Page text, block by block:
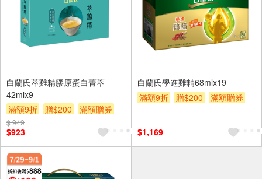
白蘭氏萃雞精膠原蛋白菁萃
42mlx9
滿額9折
贈$200 滿額贈券
$ 949
$923
白蘭氏學進雞精68mlx19
滿額9折
贈$200 滿額贈券
$1,169